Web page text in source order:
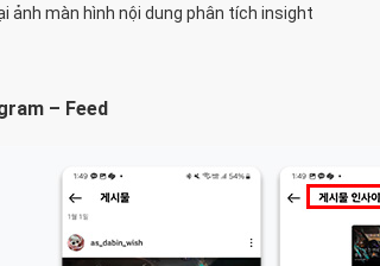
ảnh màn hình nội dung phân tích insight
– Feed